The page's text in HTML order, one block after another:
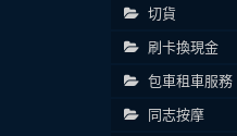
切貨
刷卡換現金
包車租車服務
同志按摩